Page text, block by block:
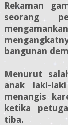
Rekaman
seorang
bangunan
Menurut
anak laki-
menangis
ketika
tiba.